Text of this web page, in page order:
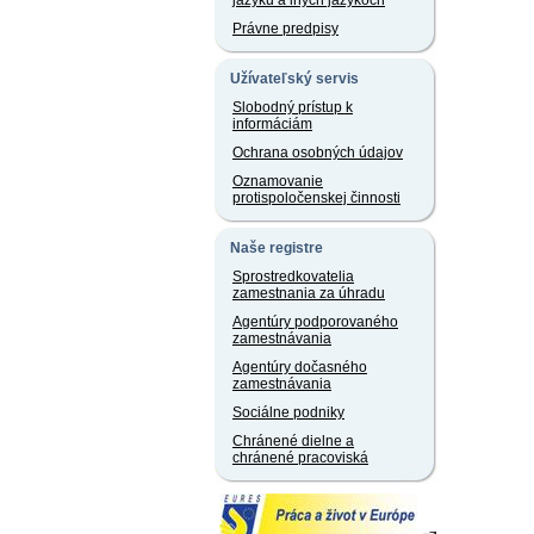
Právne predpisy
Užívateľský servis
Slobodný prístup k
informáciám
Ochrana osobných údajov
Oznamovanie
protispoločenskej činnosti
Naše registre
Sprostredkovatelia
zamestnania za úhradu
Agentúry podporovaného
zamestnávania
Agentúry dočasného
zamestnávania
Sociálne podniky
Chránené dielne a
chránené pracoviská